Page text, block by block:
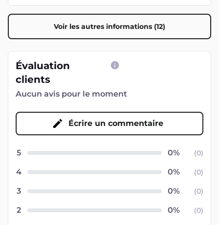
Voir les autres informations (12)
Évaluation
clients
Aucun avis pour le moment
Écrire un commentaire
5 (0)
4 (0)
3 (0)
2 (0)